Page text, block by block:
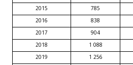
2015
785
2016
838
2017
904
2018
1 088
2019
1 256